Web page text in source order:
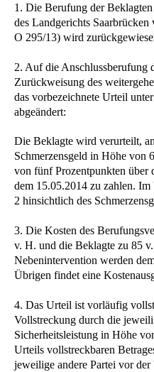
1. Die Berufung der
des Landgerichts
O 295/13) wird
2. Auf die Anschlussberufung
Zurückweisung des
das vorbezeichnete Urteil
abgeändert:
Die Beklagte wird verurteilt,
Schmerzensgeld in Höhe von
von fünf Prozentpunkten über
dem 15.05.2014 zu zahlen.
2 hinsichtlich des
3. Die Kosten des
v. H. und die Beklagte zu 85
Nebenintervention werden
Übrigen findet eine
4. Das Urteil ist vorläufig
Vollstreckung durch die
Sicherheitsleistung in Höhe
Urteils vollstreckbaren
jeweilige andere Partei vor